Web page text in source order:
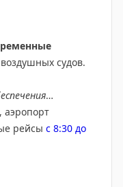
судов.
аэропорт
рейсы с 8:30 до